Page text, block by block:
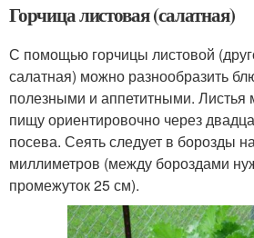
Горчица листовая (салатная)
С помощью горчицы листовой
салатная) можно разнообразить
полезными и аппетитными. Листья
пищу ориентировочно через
посева. Сеять следует в борозды
миллиметров (между бороздами
промежуток 25 см).